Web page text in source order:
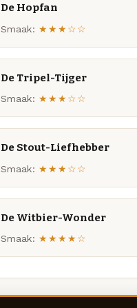
De Hopfan
Smaak: ★★★☆☆
De Tripel-Tijger
Smaak: ★★★☆☆
De Stout-Liefhebber
Smaak: ★★★☆☆
De Witbier-Wonder
Smaak: ★★★★☆